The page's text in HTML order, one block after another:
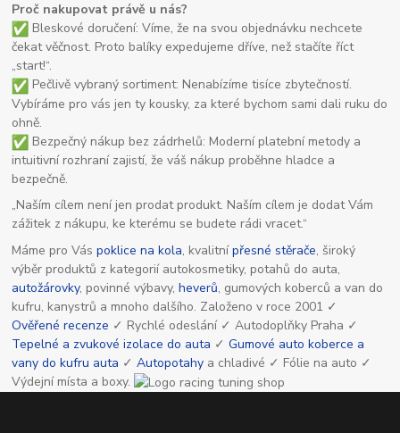
Proč nakupovat právě u nás?
Bleskové doručení: Víme, že na svou objednávku nechcete
čekat věčnost. Proto balíky expedujeme dříve, než stačíte říct
„start!“.
Pečlivě vybraný sortiment: Nenabízíme tisíce zbytečností.
Vybíráme pro vás jen ty kousky, za které bychom sami dali ruku do
ohně.
Bezpečný nákup bez zádrhelů: Moderní platební metody a
intuitivní rozhraní zajistí, že váš nákup proběhne hladce a
bezpečně.
„Naším cílem není jen prodat produkt. Naším cílem je dodat Vám
zážitek z nákupu, ke kterému se budete rádi vracet.“
Máme pro Váspoklice na kola, kvalitnípřesné stěrače, široký
výběr produktů z kategorií autokosmetiky, potahů do auta,
autožárovky, povinné výbavy,heverů, gumových koberců a van do
kufru, kanystrů a mnoho dalšího. Založeno v roce 2001 ✓
Ověřené recenze ✓ Rychlé odeslání ✓ Autodoplňky Praha ✓
Tepelné a zvukové izolace do auta ✓Gumové auto koberce a
vany do kufru auta ✓Autopotahy a chladivé ✓ Fólie na auto ✓
Výdejní místa a boxy.